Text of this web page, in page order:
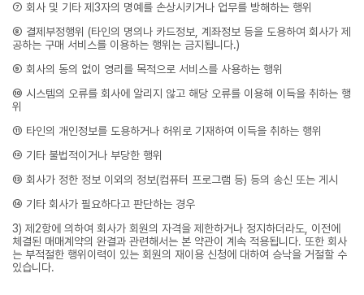
⑦ 회사 및 기타 제3자의 명예를 손상시키거나 업무를 방해하는 행위
⑧ 결제부정행위 (타인의 명의나 카드정보, 계좌정보 등을 도용하여 회사가 제
공하는 구매 서비스를 이용하는 행위는 금지됩니다.)
⑨ 회사의 동의 없이 영리를 목적으로 서비스를 사용하는 행위
⑩ 시스템의 오류를 회사에 알리지 않고 해당 오류를 이용해 이득을 취하는 행
위
⑪ 타인의 개인정보를 도용하거나 허위로 기재하여 이득을 취하는 행위
⑫ 기타 불법적이거나 부당한 행위
⑬ 회사가 정한 정보 이외의 정보(컴퓨터 프로그램 등) 등의 송신 또는 게시
⑭ 기타 회사가 필요하다고 판단하는 경우
3) 제2항에 의하여 회사가 회원의 자격을 제한하거나 정지하더라도, 이전에
체결된 매매계약의 완결과 관련해서는 본 약관이 계속 적용됩니다. 또한 회사
는 부적절한 행위이력이 있는 회원의 재이용 신청에 대하여 승낙을 거절할 수
있습니다.